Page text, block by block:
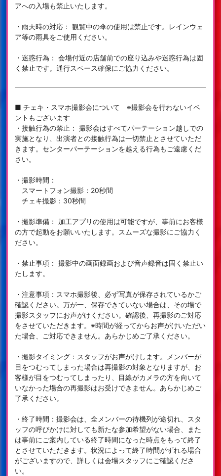
アへの入場も禁止いたします。
・雨天時の対応： 観覧中の傘の使用は禁止です。レインウェ
ア等の雨具をご使用ください。
・迷惑行為： 会場付近の店舗前での座り込みや迷惑行為は固
く禁止です。通行スペース確保にご協力ください。
■ チェキ・スマホ撮影会について ※撮影会を行わないイベ
ントもございます
・接触行為の禁止： 撮影会はすべてパーテーション越しでの
実施となり、出演者との接触行為は一切禁止とさせていただ
きます。センターパーテーションを越える行為もご遠慮くだ
さい。
・撮影時間：
スマートフォン撮影：20秒間
チェキ撮影：30秒間
・撮影準備： 加工アプリの使用は可能ですが、事前にお客様
の方で起動をお願いいたします。スムーズな撮影にご協力く
ださい。
・禁止事項： 撮影中の画面録画および音声録音は固く禁止い
たします。
・注意事項：スマホ撮影後、必ず写真が保存されているかご
確認ください。万が一、保存できていない場合は、その場で
撮影スタッフにお声がけください。確認後、再撮影のご対応
をさせていただきます。※時間が経ってからお声がけいただい
た場合、ご対応できません。あらかじめご了承ください。
・撮影タイミング：スタッフがお声がけします。メンバーが
目をつむってしまった場合は再撮影の対象となりますが、お
客様が目をつむってしまったり、目線がカメラの方を向いて
いなかった場合の再撮影はお受けできません。あらかじめご
了承ください。
・終了時間：撮影会は、全メンバーの待機列が途切れ、スタ
ッフの呼びかけに対しても新たな参加希望がない場合、また
は事前にご案内している終了時間になった時点をもって終了
とさせていただきます。状況によって終了時間がずれる場合
がございますので、詳しくは会場スタッフにご確認くださ
い。